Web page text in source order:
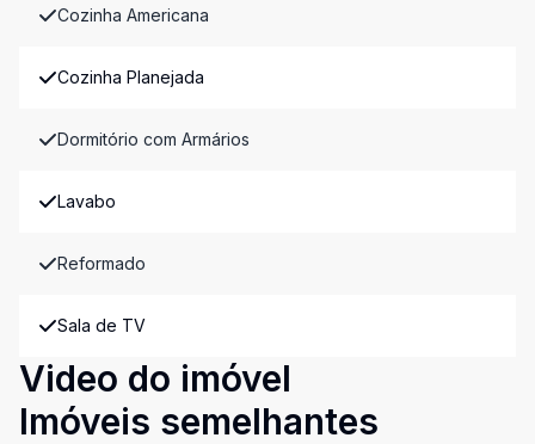
Cozinha Americana
Cozinha Planejada
Dormitório com Armários
Lavabo
Reformado
Sala de TV
Video do imóvel
Imóveis semelhantes